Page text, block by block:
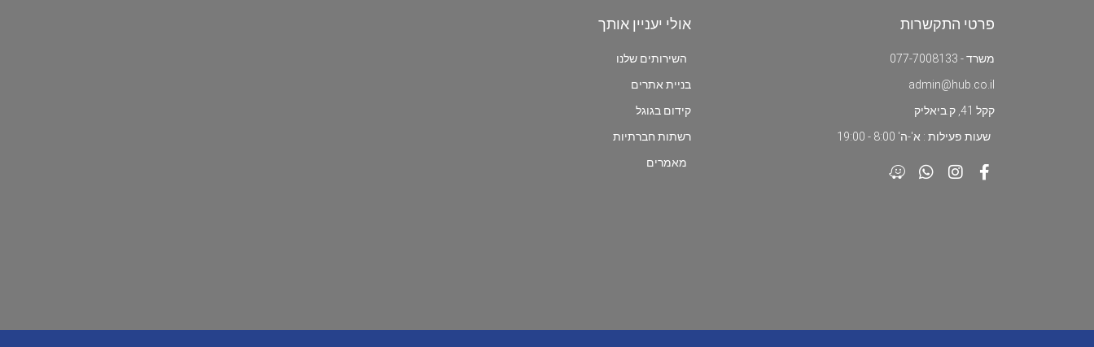
פרטי התקשרות
משרד - 077-7008133
admin@hub.co.il
קקל 41, ק.ביאליק
שעות פעילות : א'-ה' 8:00 - 19:00
אולי יעניין אותך
השירותים שלנו
בניית אתרים
קידום בגוגל
רשתות חברתיות
מאמרים